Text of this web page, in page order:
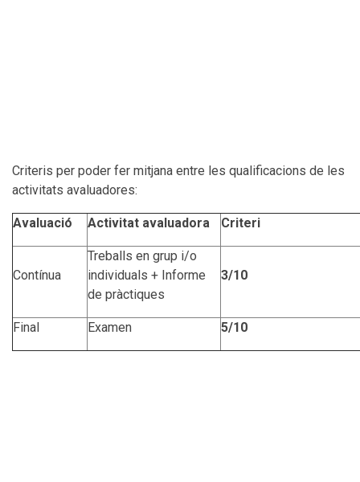
Criteris per poder fer mitjana entre les qualificacions de les
activitats avaluadores:
Avaluació Activitat avaluadora Criteri
Contínua
Treballs en grup i/o
individuals + Informe
de pràctiques
3/10
Final Examen 5/10